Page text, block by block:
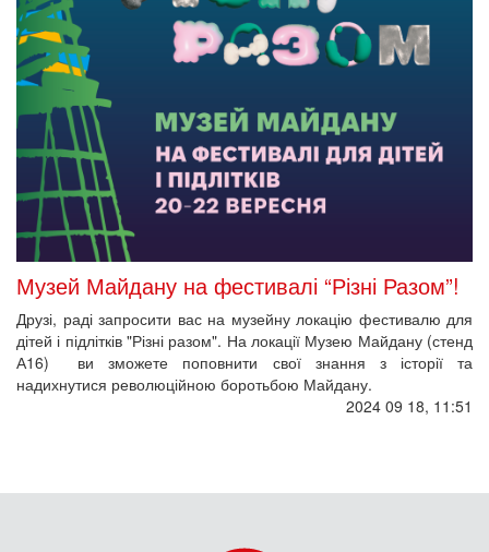
Музей Майдану на фестивалі “Різні Разом”!
Друзі, раді запросити вас на музейну локацію фестивалю для
дітей і підлітків "Різні разом". На локації Музею Майдану (стенд
А16) ви зможете поповнити свої знання з історії та
надихнутися революційною боротьбою Майдану.
2024 09 18, 11:51